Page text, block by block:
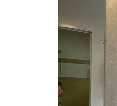
機器類も経年劣化が見られ